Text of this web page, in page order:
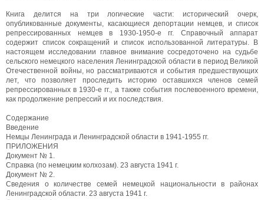
Книга делится на три логические части: исторический очерк,
опубликованные документы, касающиеся депортации немцев, и список
репрессированных немцев в 1930-1950-е гг. Справочный аппарат
содержит список сокращений и список использованной литературы. В
настоящем исследовании главное внимание сосредоточено на судьбе
сельского немецкого населения Ленинградской области в период Великой
Отечественной войны, но рассматриваются и события предшествующих
лет, что позволяет проследить историю оставшихся членов семей
репрессированных в 1930-е гг., а также события послевоенного времени,
как продолжение репрессий и их последствия.
Содержание
Введение
Немцы Ленинграда и Ленинградской области в 1941-1955 гг.
ПРИЛОЖЕНИЯ
Документ № 1.
Справка (по немецким колхозам). 23 августа 1941 г.
Документ № 2.
Сведения о количестве семей немецкой национальности в районах
Ленинградской области. 23 августа 1941 г.